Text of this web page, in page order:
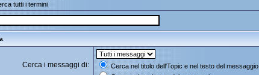
tutti i termini
Cerca i messaggi di:
Cerca nel titolo dell'Topic e nel testo del messaggio